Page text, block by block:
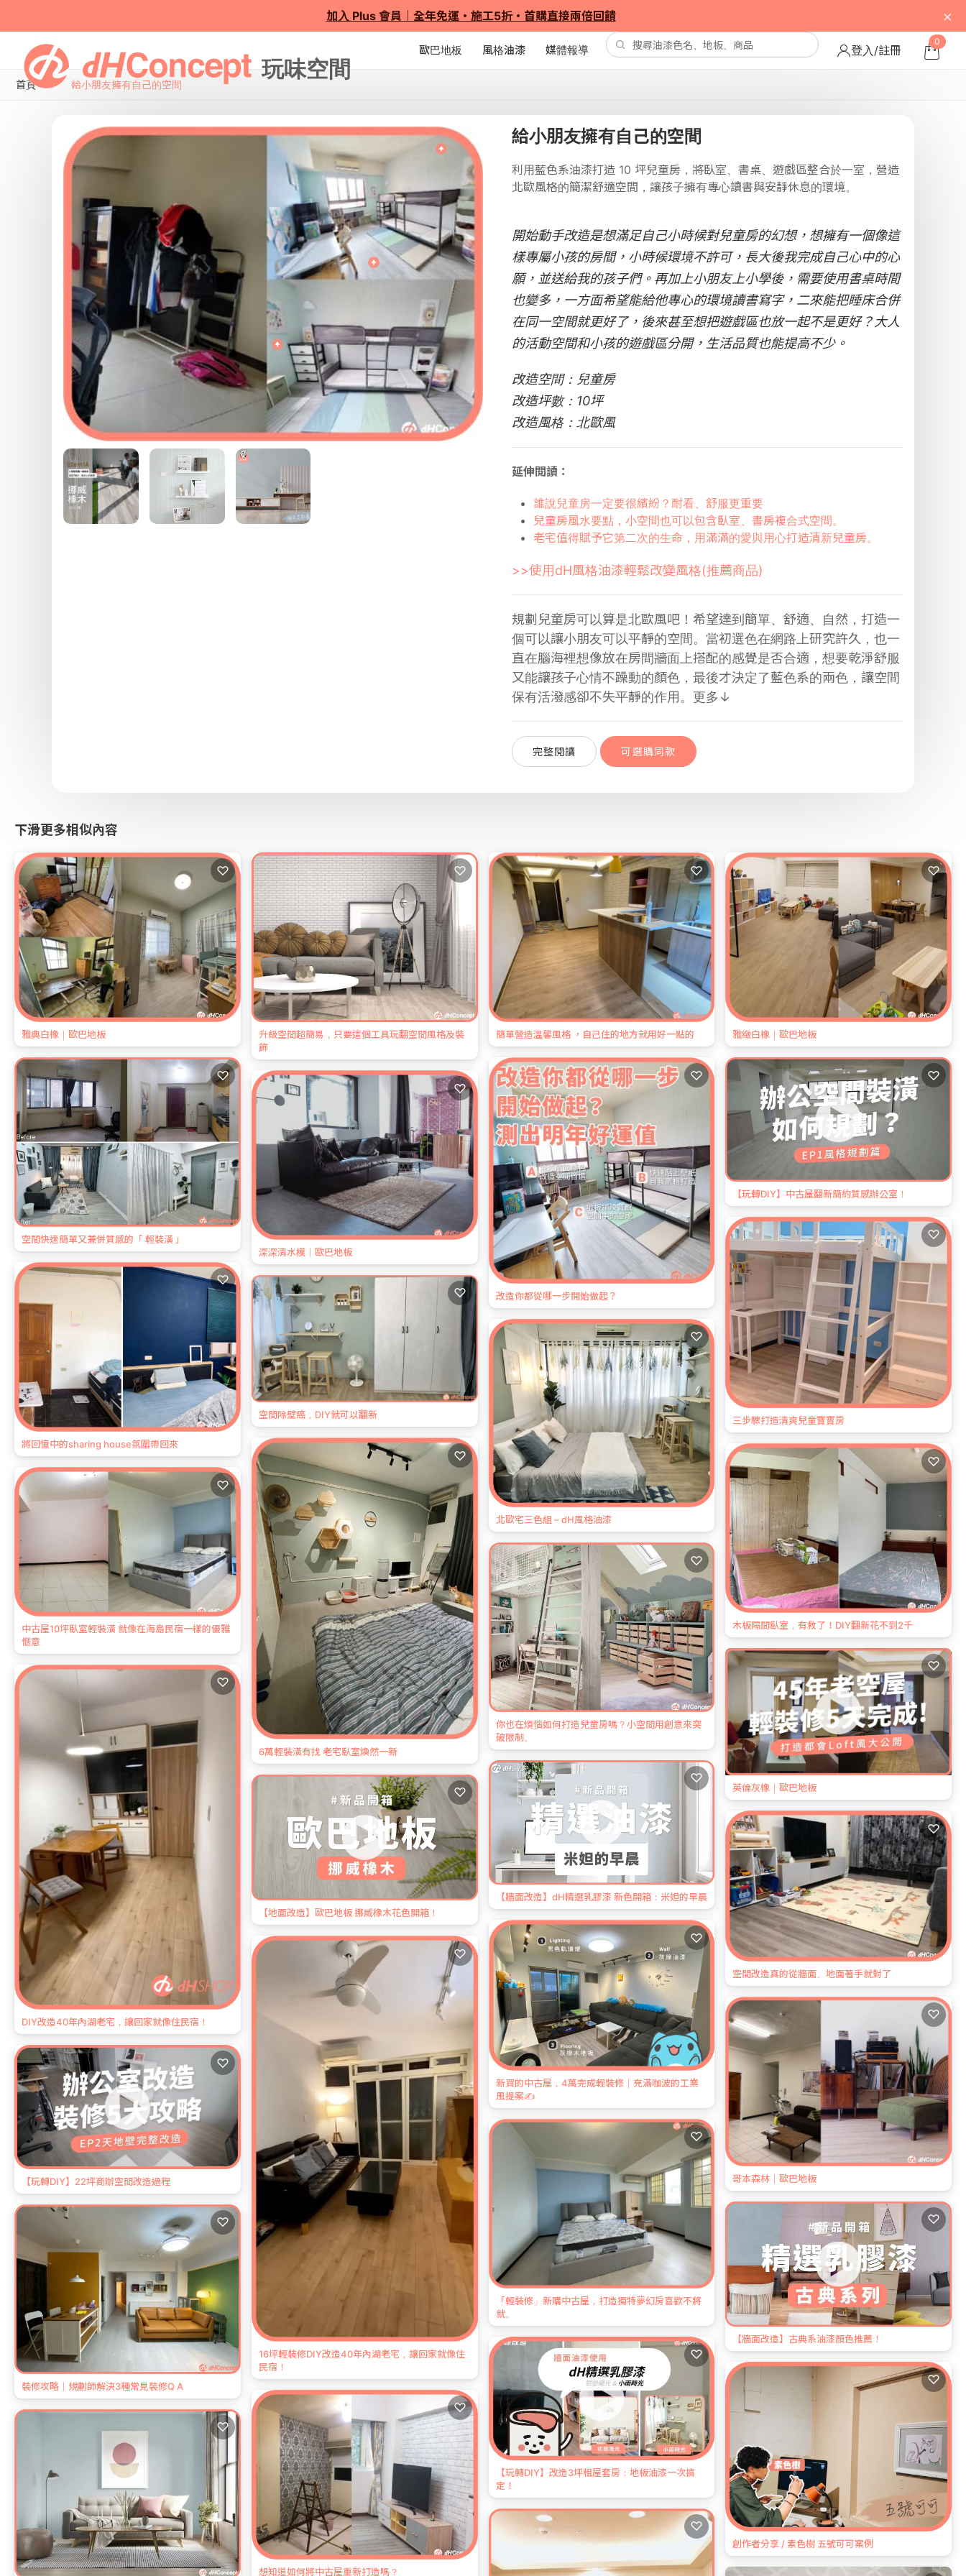
加入 Plus 會員｜全年免運・施工5折・首購直接兩倍回饋 ×
歐巴地板 風格油漆 媒體報導 登入/註冊
0
首頁 給小朋友擁有自己的空間
給小朋友擁有自己的空間
利用藍色系油漆打造 10 坪兒童房，將臥室、書桌、遊戲區整合於一室，營造
北歐風格的簡潔舒適空間，讓孩子擁有專心讀書與安靜休息的環境。
開始動手改造是想滿足自己小時候對兒童房的幻想，想擁有一個像這
樣專屬小孩的房間，小時候環境不許可，長大後我完成自己心中的心
願，並送給我的孩子們。再加上小朋友上小學後，需要使用書桌時間
也變多，一方面希望能給他專心的環境讀書寫字，二來能把睡床合併
在同一空間就更好了，後來甚至想把遊戲區也放一起不是更好？大人
的活動空間和小孩的遊戲區分開，生活品質也能提高不少。
改造空間：兒童房
改造坪數：10坪
改造風格：北歐風
延伸閱讀：
誰說兒童房一定要很繽紛？耐看、舒服更重要
兒童房風水要點，小空間也可以包含臥室、書房複合式空間。
老宅值得賦予它第二次的生命，用滿滿的愛與用心打造清新兒童房。
>>使用dH風格油漆輕鬆改變風格(推薦商品)
規劃兒童房可以算是北歐風吧！希望達到簡單、舒適、自然，打造一
個可以讓小朋友可以平靜的空間。當初選色在網路上研究許久，也一
直在腦海裡想像放在房間牆面上搭配的感覺是否合適，想要乾淨舒服
又能讓孩子心情不躁動的顏色，最後才決定了藍色系的兩色，讓空間
保有活潑感卻不失平靜的作用。 更多↓
完整閱讀 可選購同款
下滑更多相似內容
雅典白橡｜歐巴地板
♡
升級空間超簡易，只要這個工具玩翻空間風格及裝
飾
♡
簡單營造溫馨風格 ，自己住的地方就用好一點的
♡
雅緻白橡｜歐巴地板
♡
空間快速簡單又兼併質感的「 輕裝潢 」
♡
深深清水模｜歐巴地板
♡
改造你都從哪一步開始做起？
♡
【玩轉DIY】中古屋翻新簡約質感辦公室！
♡
將回憶中的sharing house氛圍帶回來
♡
空間除壁癌，DIY就可以翻新
♡
北歐宅三色組 – dH風格油漆
♡
三步驟打造清爽兒童寶寶房
♡
中古屋10坪臥室輕裝潢 就像在海島民宿一樣的優雅
愜意
♡
6萬輕裝潢有找 老宅臥室煥然一新
♡
你也在煩惱如何打造兒童房嗎？小空間用創意來突
破限制。
♡
木板隔間臥室，有救了！DIY翻新花不到2千
♡
DIY改造40年內湖老宅，讓回家就像住民宿！
♡
【地面改造】歐巴地板 挪威橡木花色開箱！
♡
【牆面改造】dH精選乳膠漆 新色開箱：米妲的早晨
♡
英倫灰橡｜歐巴地板
♡
【玩轉DIY】22坪商辦空間改造過程
♡
16坪輕裝修DIY改造40年內湖老宅，讓回家就像住
民宿！
♡
新買的中古屋，4萬完成輕裝修｜充滿咖波的工業
風提案✍️
♡
空間改造真的從牆面、地面著手就對了
♡
裝修攻略｜規劃師解決3種常見裝修Q A
♡
想知道如何將中古屋重新打造嗎？
♡
「輕裝修」新購中古屋，打造獨特夢幻房喜歡不將
就。
♡
哥本森林｜歐巴地板
♡
♡
【玩轉DIY】改造3坪租屋套房：地板油漆一次搞
定！
♡
【牆面改造】古典系油漆顏色推薦！
♡
♡
創作者分享 / 素色樹 五號可可案例
♡